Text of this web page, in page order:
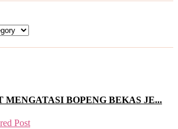
MENGATASI BOPENG BEKAS JE...
Post